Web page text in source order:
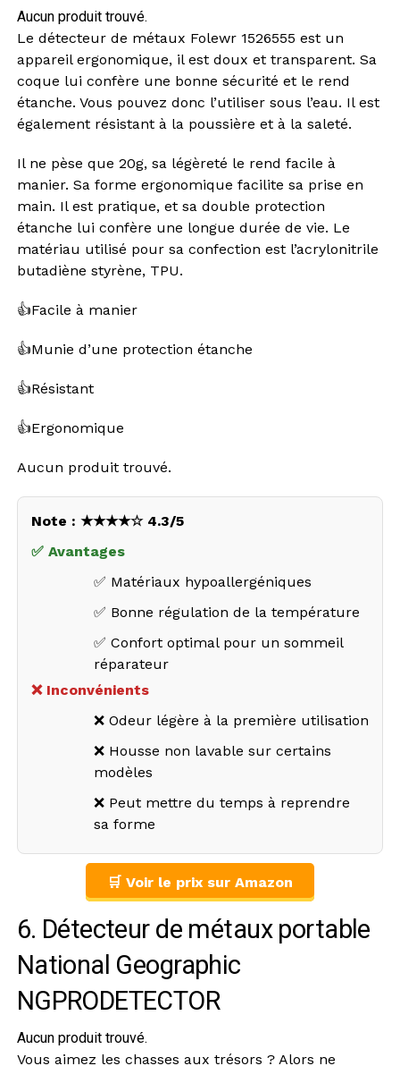
Aucun produit trouvé.
Le détecteur de métaux Folewr 1526555 est un
appareil ergonomique, il est doux et transparent. Sa
coque lui confère une bonne sécurité et le rend
étanche. Vous pouvez donc l’utiliser sous l’eau. Il est
également résistant à la poussière et à la saleté.
Il ne pèse que 20g, sa légèreté le rend facile à
manier. Sa forme ergonomique facilite sa prise en
main. Il est pratique, et sa double protection
étanche lui confère une longue durée de vie. Le
matériau utilisé pour sa confection est l’acrylonitrile
butadiène styrène, TPU.
👍Facile à manier
👍Munie d’une protection étanche
👍Résistant
👍Ergonomique
Aucun produit trouvé.
Note : ★★★★☆ 4.3/5
✅ Avantages
✅ Matériaux hypoallergéniques
✅ Bonne régulation de la température
✅ Confort optimal pour un sommeil
réparateur
❌ Inconvénients
❌ Odeur légère à la première utilisation
❌ Housse non lavable sur certains
modèles
❌ Peut mettre du temps à reprendre
sa forme
🛒 Voir le prix sur Amazon
6. Détecteur de métaux portable
National Geographic
‎NGPRODETECTOR
Aucun produit trouvé.
Vous aimez les chasses aux trésors ? Alors ne